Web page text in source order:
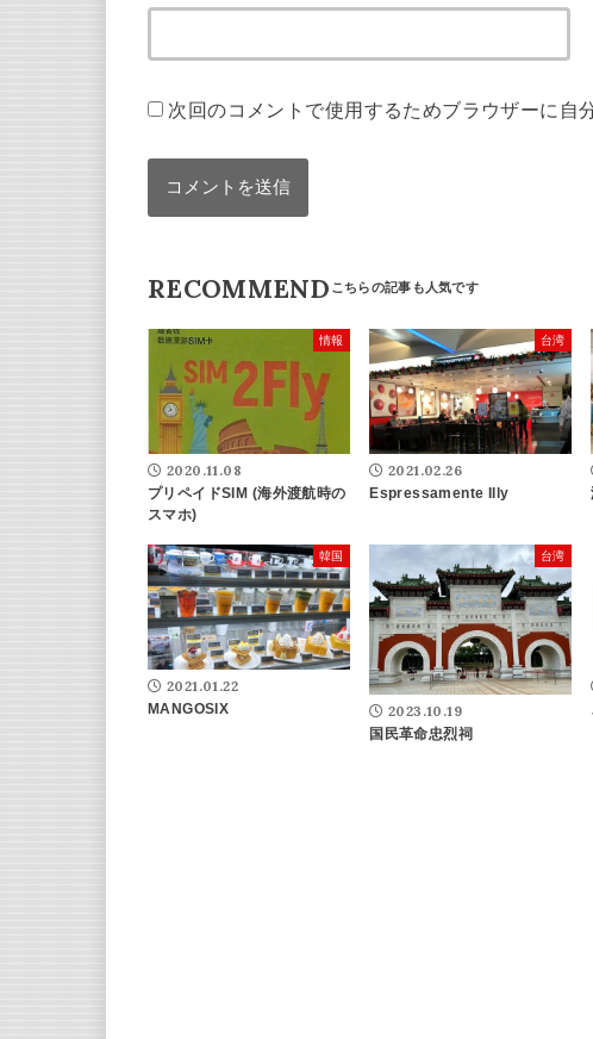
次回のコメントで使用するためブラウザーに自
RECOMMEND
情報
2020.11.08
プリペイドSIM (海外渡航時の
スマホ)
台湾
2021.02.26
Espressamente Illy
韓国
2021.01.22
MANGOSIX
台湾
2023.10.19
国民革命忠烈祠